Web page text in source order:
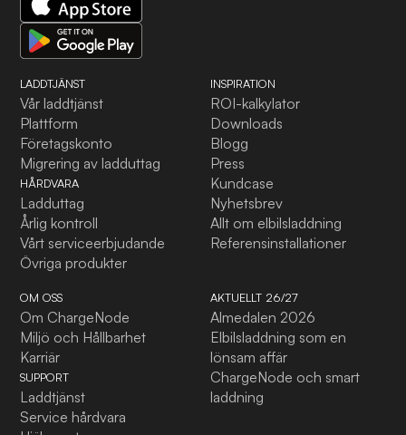
LADDTJÄNST
Vår laddtjänst
Plattform
Företagskonto
Migrering av ladduttag
HÅRDVARA
Ladduttag
Årlig kontroll
Vårt serviceerbjudande
Övriga produkter
INSPIRATION
ROI-kalkylator
Downloads
Blogg
Press
Kundcase
Nyhetsbrev
Allt om elbilsladdning
Referensinstallationer
OM OSS
Om ChargeNode
Miljö och Hållbarhet
Karriär
SUPPORT
Laddtjänst
Service hårdvara
AKTUELLT 26/27
Almedalen 2026
Elbilsladdning som en
lönsam affär
ChargeNode och smart
laddning